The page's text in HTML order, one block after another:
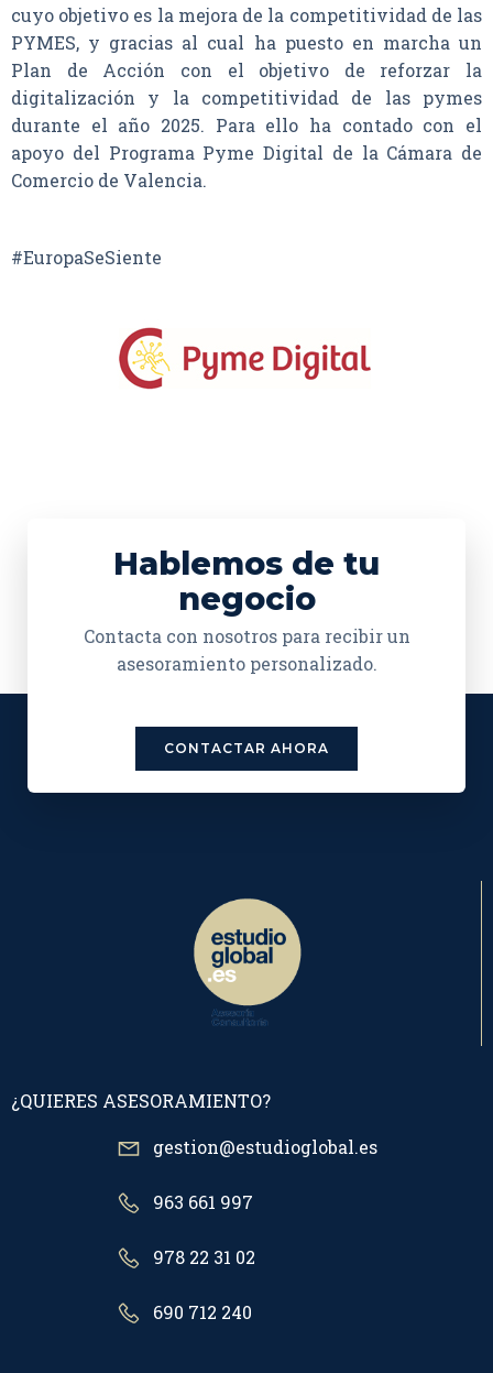
cuyo objetivo es la mejora de la competitividad de las
PYMES, y gracias al cual ha puesto en marcha un
Plan de Acción con el objetivo de reforzar la
digitalización y la competitividad de las pymes
durante el año 2025. Para ello ha contado con el
apoyo del Programa Pyme Digital de la Cámara de
Comercio de Valencia.
#EuropaSeSiente
Hablemos de tu
negocio
Contacta con nosotros para recibir un
asesoramiento personalizado.
CONTACTAR AHORA
¿QUIERES ASESORAMIENTO?
gestion@estudioglobal.es
963 661 997
978 22 31 02
690 712 240